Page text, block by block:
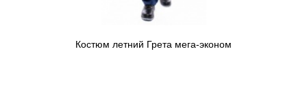
Костюм летний Грета мега-эконом